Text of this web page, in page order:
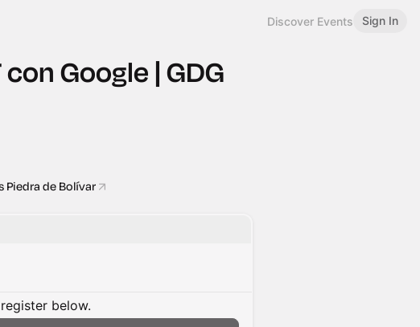
Discover Events Sign In
Google | GDG
Piedra de Bolívar
below.